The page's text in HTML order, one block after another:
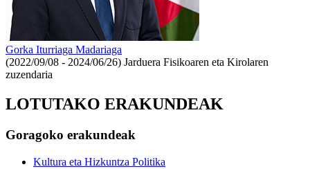
Gorka Iturriaga Madariaga
(2022/09/08 - 2024/06/26) Jarduera Fisikoaren eta Kirolaren
zuzendaria
LOTUTAKO ERAKUNDEAK
Goragoko erakundeak
Kultura eta Hizkuntza Politika